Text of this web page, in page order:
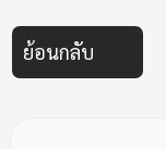
ย้อนกลับ